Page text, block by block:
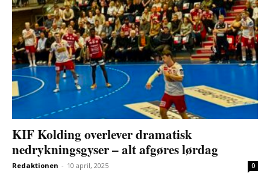
KIF Kolding overlever dramatisk
nedrykningsgyser – alt afgøres lørdag
Redaktionen - 10 april, 2025 0